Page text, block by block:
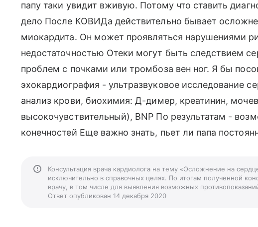
папу таки увидит вживую. Потому что ставить
дело После КОВИДа действительно бывает
миокардита. Он может проявляться нарушениями
недостаточностью Отеки могут быть следствием
проблем с почками или тромбоза вен ног. Я бы
эхокардиография - ультразвуковое исследование
анализ крови, биохимия: Д-димер, креатинин,
высокочувствительный), BNP По результатам -
конечностей Еще важно знать, пьет ли папа
Консультация врача кардиолога на тему «Осложнение на
исключительно в справочных целях. По итогам полученной
врачу, в том числе для выявления возможных
Ответ опубликован 14 декабря 2020